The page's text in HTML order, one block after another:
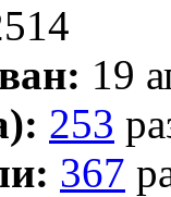
19
253
367